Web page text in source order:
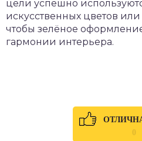
цели успешно
искусственных цветов или
чтобы зелёное
гармонии интерьера.
0